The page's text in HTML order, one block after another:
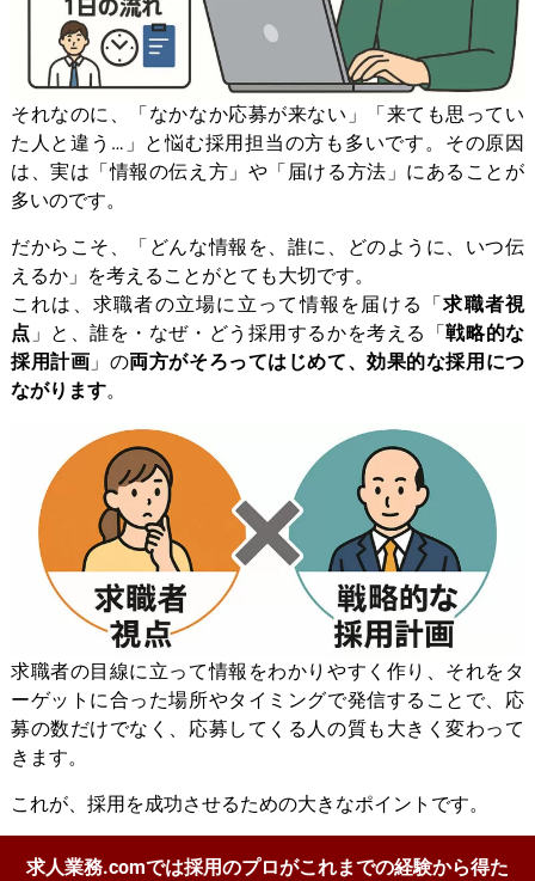
それなのに、「なかなか応募が来ない」「来ても思ってい
た人と違う…」と悩む採用担当の方も多いです。その原因
は、実は「情報の伝え方」や「届ける方法」にあることが
多いのです。
だからこそ、「どんな情報を、誰に、どのように、いつ伝
えるか」を考えることがとても大切です。
これは、求職者の立場に立って情報を届ける「求職者視
点 」と、誰を・なぜ・どう採用するかを考える「戦略的な
採用計画 」の両方がそろってはじめて、効果的な採用につ
ながります。
求職者の目線に立って情報をわかりやすく作り、それをタ
ーゲットに合った場所やタイミングで発信することで、応
募の数だけでなく、応募してくる人の質も大きく変わって
きます。
これが、採用を成功させるための大きなポイントです。
求人業務.comでは採用のプロがこれまでの経験から得た